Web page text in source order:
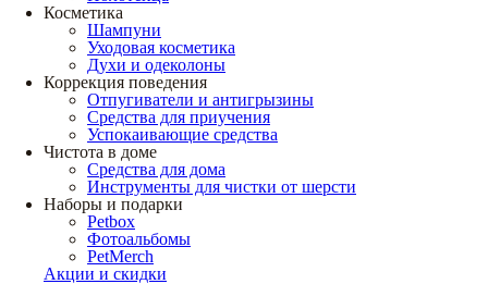
Косметика
Шампуни
Уходовая косметика
Духи и одеколоны
Коррекция поведения
Отпугиватели и антигрызины
Средства для приучения
Успокаивающие средства
Чистота в доме
Средства для дома
Инструменты для чистки от шерсти
Наборы и подарки
Petbox
Фотоальбомы
PetMerch
Акции и скидки